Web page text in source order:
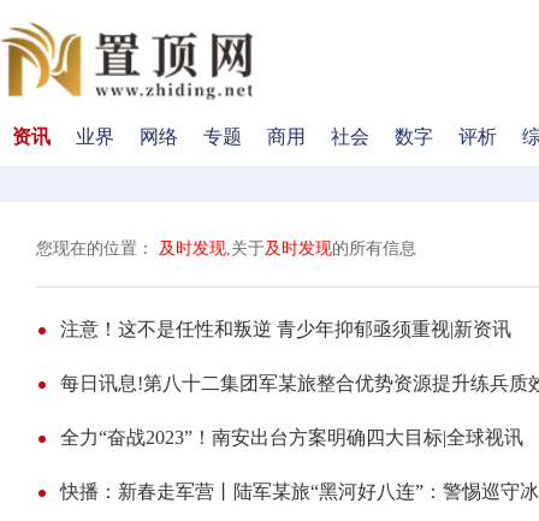
资讯 业界 网络 专题 商用 社会 数字 评析
您现在的位置： 及时发现,关于及时发现的所有信息
注意！这不是任性和叛逆 青少年抑郁亟须重视|新资讯
每日讯息!第八十二集团军某旅整合优势资源提升练兵质
全力“奋战2023”！南安出台方案明确四大目标|全球视讯
快播：新春走军营丨陆军某旅“黑河好八连”：警惕巡守